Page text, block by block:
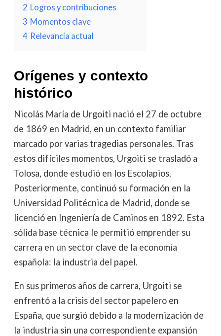
2 Logros y contribuciones
3 Momentos clave
4 Relevancia actual
Orígenes y contexto
histórico
Nicolás María de Urgoiti nació el 27 de octubre
de 1869 en Madrid, en un contexto familiar
marcado por varias tragedias personales. Tras
estos difíciles momentos, Urgoiti se trasladó a
Tolosa, donde estudió en los Escolapios.
Posteriormente, continuó su formación en la
Universidad Politécnica de Madrid, donde se
licenció en Ingeniería de Caminos en 1892. Esta
sólida base técnica le permitió emprender su
carrera en un sector clave de la economía
española: la industria del papel.
En sus primeros años de carrera, Urgoiti se
enfrentó a la crisis del sector papelero en
España, que surgió debido a la modernización de
la industria sin una correspondiente expansión